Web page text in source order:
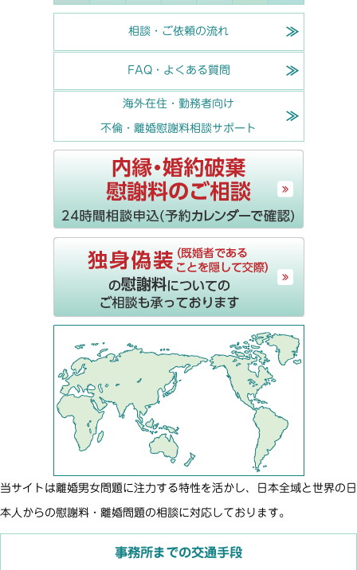
相談・ご依頼の流れ
FAQ・よくある質問
海外在住・勤務者向け
不倫・離婚慰謝料相談サポート
当サイトは離婚男女問題に注力する特性を活かし、日本全域と世界の日
本人からの慰謝料・離婚問題の相談に対応しております。
事務所までの交通手段